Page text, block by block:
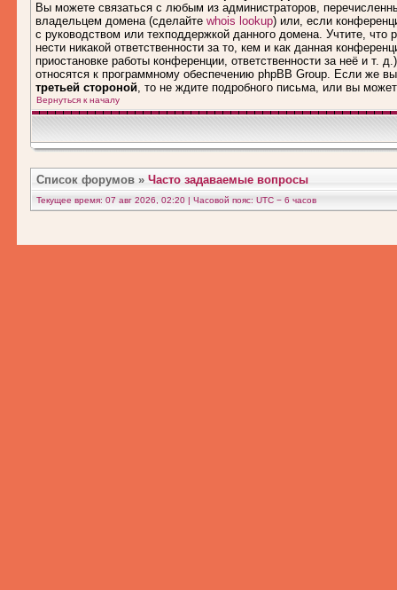
Вы можете связаться с любым из администраторов,
владельцем домена (сделайте whois lookup) или, если
с руководством или техподдержкой данного домена. Учтите, что
нести никакой ответственности за то, кем и как данная
приостановке работы конференции, ответственности за неё и т.
относятся к программному обеспечению phpBB Group. Если же
третьей стороной, то не ждите подробного письма, или вы
Вернуться к началу
Список форумов » Часто задаваемые вопросы
Текущее время: 07 авг 2026, 02:20 | Часовой пояс: UTC − 6 часов